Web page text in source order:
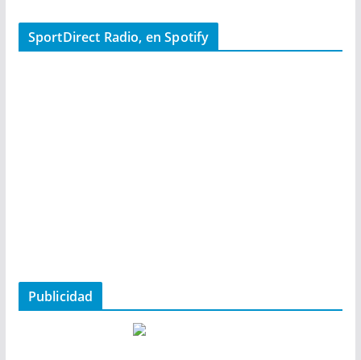
SportDirect Radio, en Spotify
Publicidad